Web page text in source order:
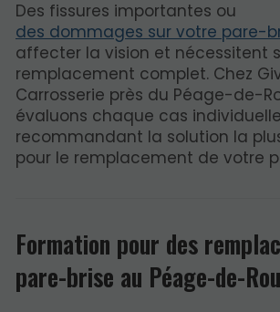
Des fissures importantes ou
des dommages sur votre pare-
affecter la vision et nécessitent
remplacement complet. Chez
Carrosserie près du Péage-de-
évaluons chaque cas
recommandant la solution la
pour le remplacement de votre
Formation pour des
pare-brise au Péage-de-